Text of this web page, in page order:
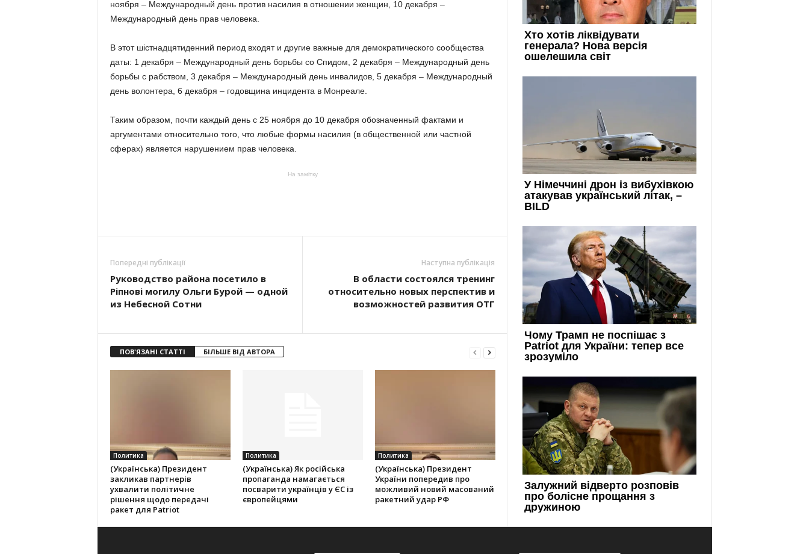
ноября – Международный день против насилия в отношении женщин, 10 декабря –
Международный день прав человека.
В этот шістнадцятиденний период входят и другие важные для демократического сообщества
даты: 1 декабря – Международный день борьбы со Спидом, 2 декабря – Международный день
борьбы с рабством, 3 декабря – Международный день инвалидов, 5 декабря – Международный
день волонтера, 6 декабря – годовщина инцидента в Монреале.
Таким образом, почти каждый день с 25 ноября до 10 декабря обозначенный фактами и
аргументами относительно того, что любые формы насилия (в общественной или частной
сферах) является нарушением прав человека.
На замітку
Попередні публікації
Руководство района посетило в
Ріпнові могилу Ольги Бурой — одной
из Небесной Сотни
Наступна публікація
В области состоялся тренинг
относительно новых перспектив и
возможностей развития ОТГ
ПОВ'ЯЗАНІ СТАТТІ БІЛЬШЕ ВІД АВТОРА
Политика
(Українська) Президент
закликав партнерів
ухвалити політичне
рішення щодо передачі
ракет для Patriot
Политика
(Українська) Як російська
пропаганда намагається
посварити українців у ЄС із
європейцями
Политика
(Українська) Президент
України попередив про
можливий новий масований
ракетний удар РФ